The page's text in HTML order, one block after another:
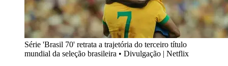
Série 'Brasil 70' retrata a trajetória do terceiro título
mundial da seleção brasileira • Divulgação | Netflix